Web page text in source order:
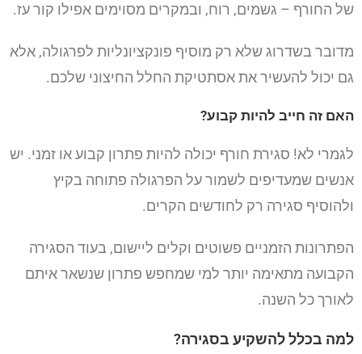
של החורף – גשמים, רוח, ובמקרים מסוימים אפילו קור עז.
מדובר בשדרוג שלא רק מוסיף פונקציונליות לפרגולה, אלא
גם יכול להעשיר את אסתטיקת החלל החיצוני שלכם.
האם זה חייב להיות קבוע?
לגמרי לא! סגירת חורף יכולה להיות פתרון קבוע או זמני. יש
אנשים שמעדיפים לשמור על הפרגולה פתוחה בקיץ
ולהוסיף סגירה רק לחודשים הקרים.
הפתרונות הזמניים פשוטים וקלים ליישום, בעוד הסגירה
הקבועה מתאימה יותר למי שמחפש פתרון שנשאר איתם
לאורך כל השנה.
למה בכלל להשקיע בסגירה?